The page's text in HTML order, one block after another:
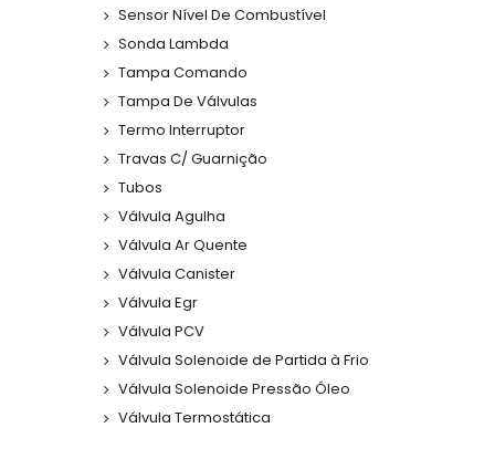
Sensor Nível De Combustível
Sonda Lambda
Tampa Comando
Tampa De Válvulas
Termo Interruptor
Travas C/ Guarnição
Tubos
Válvula Agulha
Válvula Ar Quente
Válvula Canister
Válvula Egr
Válvula PCV
Válvula Solenoide de Partida à Frio
Válvula Solenoide Pressão Óleo
Válvula Termostática